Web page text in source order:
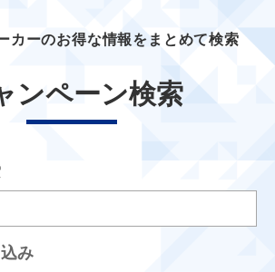
カーのお得な情報をまとめて検索
ンペーン検索
み